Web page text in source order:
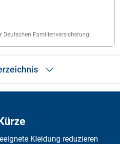
Deutschen Familienversicherung
als Klimaanlage
SonnenstichKleidung reduzieren